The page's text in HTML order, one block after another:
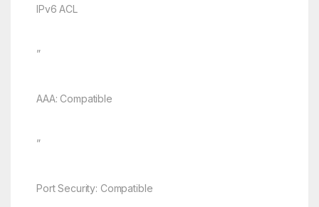
IPv6 ACL
”
AAA: Compatible
”
Port Security: Compatible